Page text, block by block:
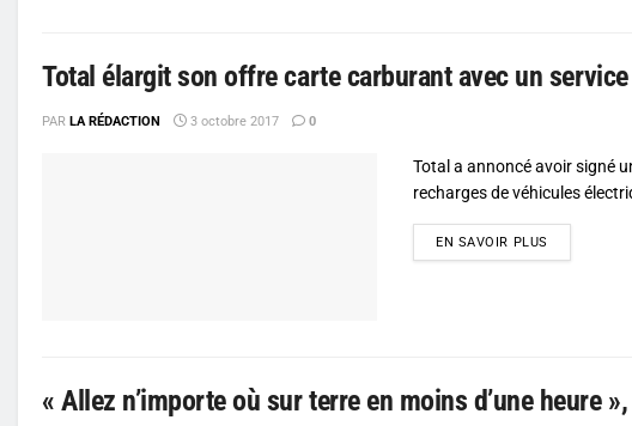
Total élargit son offre carte carburant avec un
PAR LA RÉDACTION 3 octobre 2017 0
Total a annoncé avoir signé
recharges de véhicules
EN SAVOIR PLUS
« Allez n’importe où sur terre en moins d’une heure